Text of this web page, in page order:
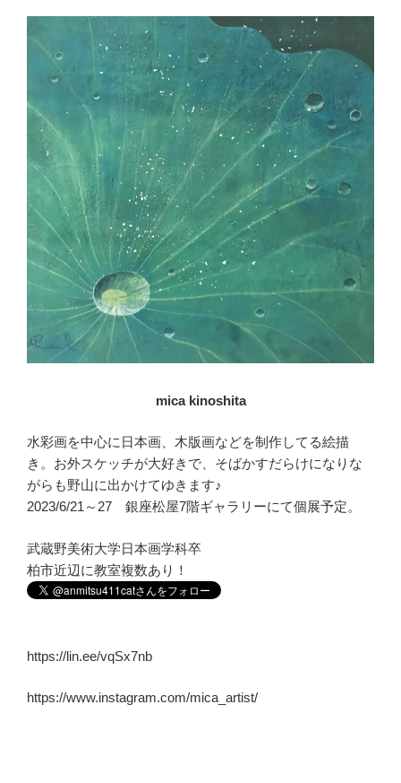
mica kinoshita
水彩画を中心に日本画、木版画などを制作してる絵描
き。お外スケッチが大好きで、そばかすだらけになりな
がらも野山に出かけてゆきます♪
2023/6/21～27 銀座松屋7階ギャラリーにて個展予定。
武蔵野美術大学日本画学科卒
柏市近辺に教室複数あり！
https://lin.ee/vqSx7nb
https://www.instagram.com/mica_artist/